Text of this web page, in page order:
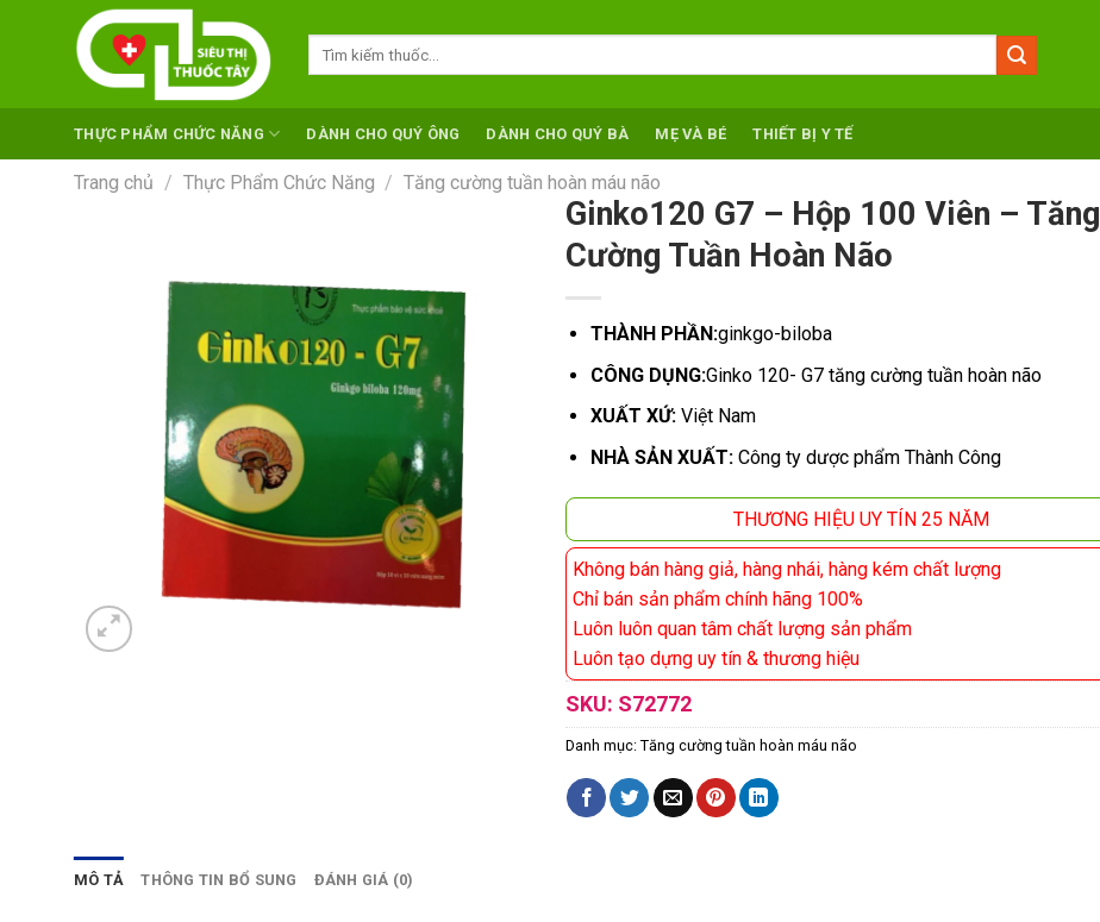
THỰC PHẨM CHỨC NĂNG DÀNH CHO QUÝ ÔNG DÀNH CHO QUÝ BÀ MẸ VÀ BÉ THIẾT BỊ Y TẾ
Trang chủ / Thực Phẩm Chức Năng / Tăng cường tuần hoàn máu não
Ginko120 G7 – Hộp 100 Viên – Tăng
Cường Tuần Hoàn Não
THÀNH PHẦN:ginkgo-biloba
CÔNG DỤNG:Ginko 120- G7 tăng cường tuần hoàn não
XUẤT XỨ:Việt Nam
NHÀ SẢN XUẤT: Công ty dược phẩm Thành Công
THƯƠNG HIỆU UY TÍN 25 NĂM
Không bán hàng giả, hàng nhái, hàng kém chất lượng
Chỉ bán sản phẩm chính hãng 100%
Luôn luôn quan tâm chất lượng sản phẩm
Luôn tạo dựng uy tín & thương hiệu
SKU: S72772
Danh mục: Tăng cường tuần hoàn máu não
MÔ TẢ THÔNG TIN BỔ SUNG ĐÁNH GIÁ (0)